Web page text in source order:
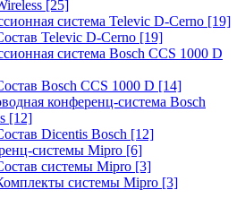
[25]
система Televic D-Cerno [19]
Televic D-Cerno [19]
система Bosch CCS 1000 D
Bosch CCS 1000 D [14]
конференц-система Bosch
[12]
Dicentis Bosch [12]
системы Mipro [6]
системы Mipro [3]
системы Mipro [3]